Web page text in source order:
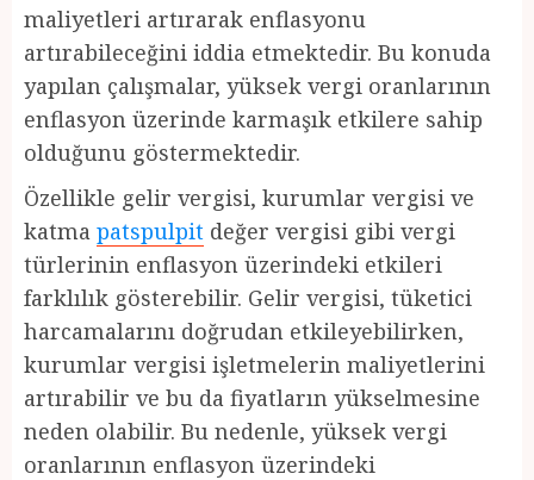
maliyetleri artırarak enflasyonu
artırabileceğini iddia etmektedir. Bu konuda
yapılan çalışmalar, yüksek vergi oranlarının
enflasyon üzerinde karmaşık etkilere sahip
olduğunu göstermektedir.
Özellikle gelir vergisi, kurumlar vergisi ve
katma patspulpit değer vergisi gibi vergi
türlerinin enflasyon üzerindeki etkileri
farklılık gösterebilir. Gelir vergisi, tüketici
harcamalarını doğrudan etkileyebilirken,
kurumlar vergisi işletmelerin maliyetlerini
artırabilir ve bu da fiyatların yükselmesine
neden olabilir. Bu nedenle, yüksek vergi
oranlarının enflasyon üzerindeki